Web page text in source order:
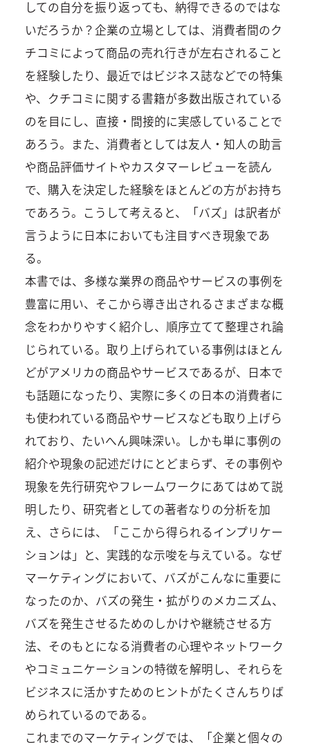
しての自分を振り返っても、納得できるのではな
いだろうか？企業の立場としては、消費者間のク
チコミによって商品の売れ行きが左右されること
を経験したり、最近ではビジネス誌などでの特集
や、クチコミに関する書籍が多数出版されている
のを目にし、直接・間接的に実感していることで
あろう。また、消費者としては友人・知人の助言
や商品評価サイトやカスタマーレビューを読ん
で、購入を決定した経験をほとんどの方がお持ち
であろう。こうして考えると、「バズ」は訳者が
言うように日本においても注目すべき現象であ
る。
本書では、多様な業界の商品やサービスの事例を
豊富に用い、そこから導き出されるさまざまな概
念をわかりやすく紹介し、順序立てて整理され論
じられている。取り上げられている事例はほとん
どがアメリカの商品やサービスであるが、日本で
も話題になったり、実際に多くの日本の消費者に
も使われている商品やサービスなども取り上げら
れており、たいへん興味深い。しかも単に事例の
紹介や現象の記述だけにとどまらず、その事例や
現象を先行研究やフレームワークにあてはめて説
明したり、研究者としての著者なりの分析を加
え、さらには、「ここから得られるインプリケー
ションは」と、実践的な示唆を与えている。なぜ
マーケティングにおいて、バズがこんなに重要に
なったのか、バズの発生・拡がりのメカニズム、
バズを発生させるためのしかけや継続させる方
法、そのもとになる消費者の心理やネットワーク
やコミュニケーションの特徴を解明し、それらを
ビジネスに活かすためのヒントがたくさんちりば
められているのである。
これまでのマーケティングでは、「企業と個々の